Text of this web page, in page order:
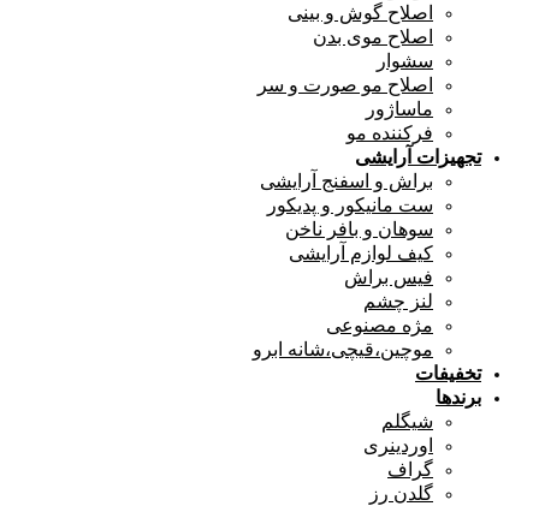
اصلاح گوش و بینی
اصلاح موی بدن
سشوار
اصلاح مو صورت و سر
ماساژور
فرکننده مو
تجهیزات آرایشی
براش و اسفنج آرایشی
ست مانیکور و پدیکور
سوهان و بافر ناخن
کیف لوازم آرایشی
فیس براش
لنز چشم
مژه مصنوعی
موچین،قیچی،شانه ابرو
تخفیفات
برندها
شیگلم
اوردینری
گراف
گلدن رز